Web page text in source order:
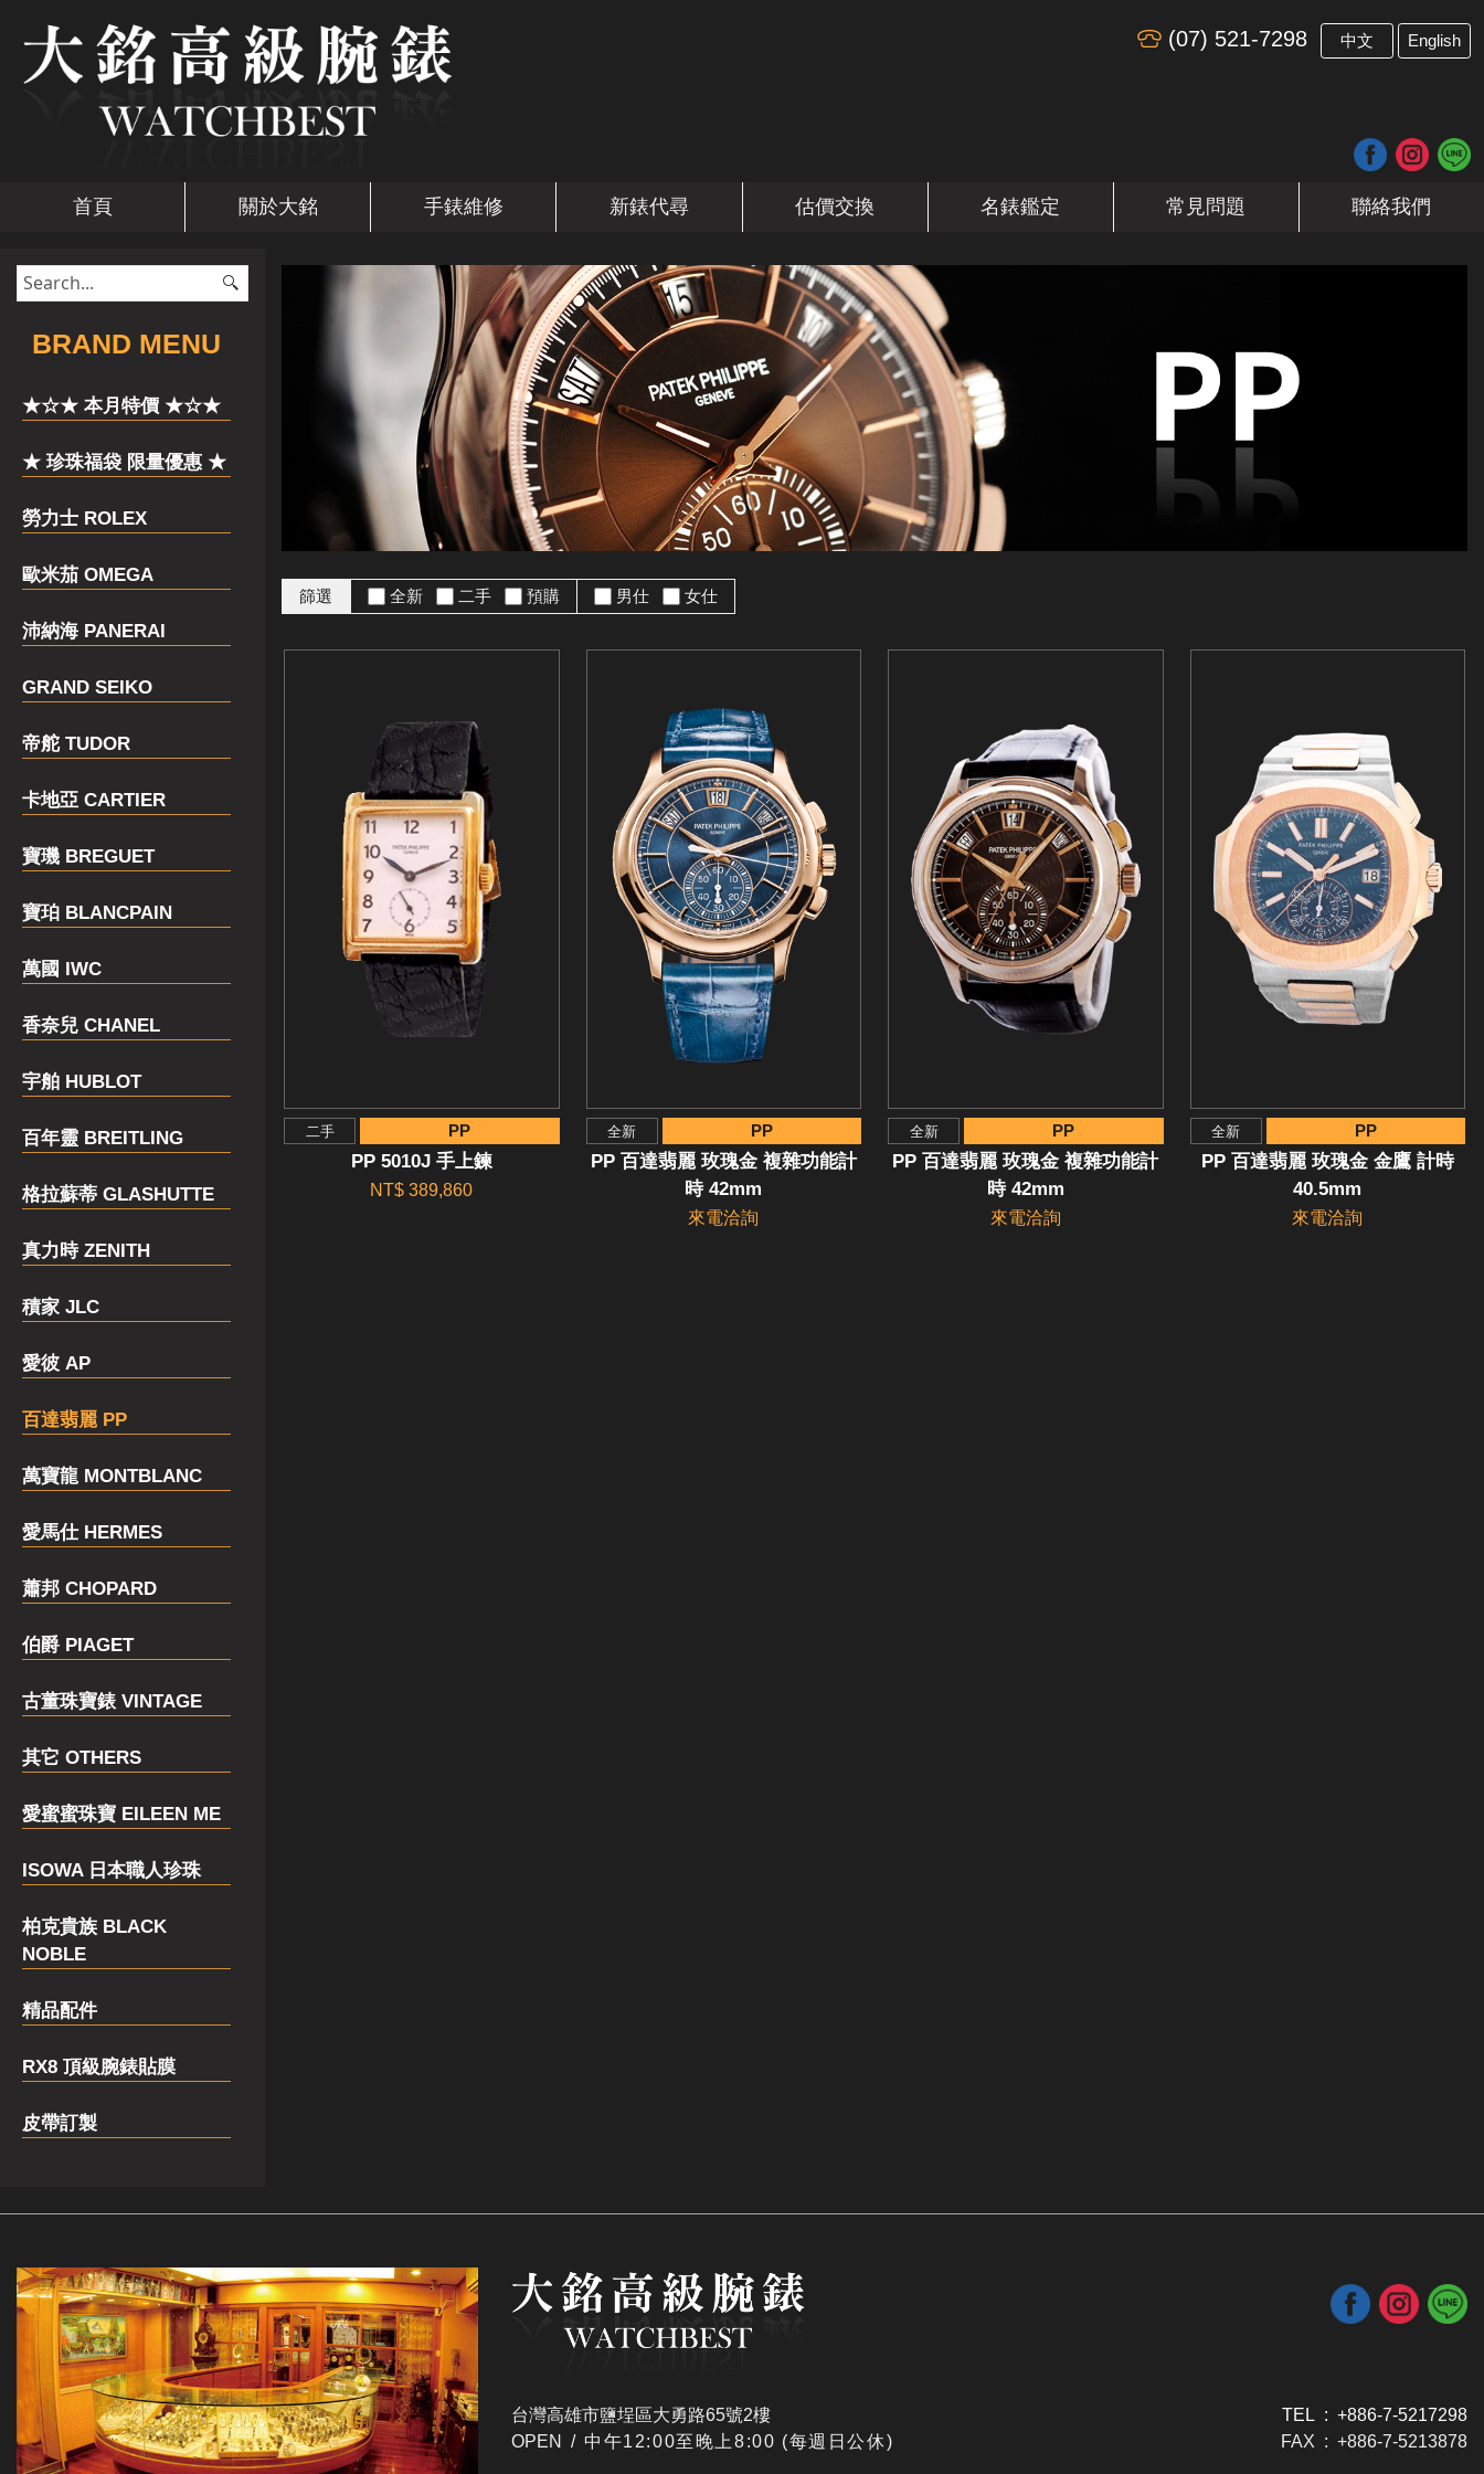
(07) 521-7298 中文 English
首頁 關於大銘 手錶維修 新錶代尋 估價交換 名錶鑑定 常見問題 聯絡我們
​BRAND MENU
★☆★ 本月特價 ★☆★
★ 珍珠福袋 限量優惠 ★
勞力士 ROLEX
歐米茄 OMEGA
沛納海 PANERAI
GRAND SEIKO
帝舵 TUDOR
卡地亞 CARTIER
寶璣 BREGUET
寶珀 BLANCPAIN
萬國 IWC
香奈兒 CHANEL
宇舶 HUBLOT
百年靈 BREITLING
格拉蘇蒂 GLASHUTTE
真力時 ZENITH
積家 JLC
愛彼 AP
百達翡麗 PP
萬寶龍 MONTBLANC
愛馬仕 HERMES
蕭邦 CHOPARD
伯爵 PIAGET
古董珠寶錶 VINTAGE
其它 OTHERS
愛蜜蜜珠寶 EILEEN ME
ISOWA 日本職人珍珠
柏克貴族 BLACK
NOBLE
精品配件
RX8 頂級腕錶貼膜
皮帶訂製
篩選 全新 二手 預購 男仕 女仕
二手 PP
PP 5010J 手上鍊
NT$ 389,860
全新 PP
PP 百達翡麗 玫瑰金 複雜功能計
時 42mm
來電洽詢
全新 PP
PP 百達翡麗 玫瑰金 複雜功能計
時 42mm
來電洽詢
全新 PP
PP 百達翡麗 玫瑰金 金鷹 計時
40.5mm
來電洽詢
台灣高雄市鹽埕區大勇路65號2樓
OPEN / ​中午12:00至晚上8:00 (每週日公休)
TEL : +886-7-5217298
FAX : +886-7-5213878